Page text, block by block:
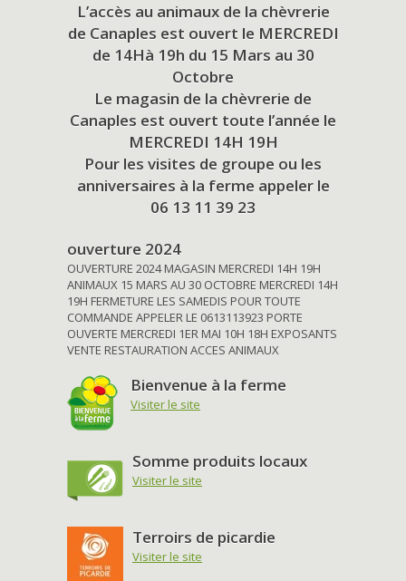
L’accès au animaux de la chèvrerie
de Canaples est ouvert le MERCREDI
de 14Hà 19h du 15 Mars au 30
Octobre
Le magasin de la chèvrerie de
Canaples est ouvert toute l’année le
MERCREDI 14H 19H
Pour les visites de groupe ou les
anniversaires à la ferme appeler le
06 13 11 39 23
ouverture 2024
OUVERTURE 2024 MAGASIN MERCREDI 14H 19H
ANIMAUX 15 MARS AU 30 OCTOBRE MERCREDI 14H
19H FERMETURE LES SAMEDIS POUR TOUTE
COMMANDE APPELER LE 0613113923 PORTE
OUVERTE MERCREDI 1ER MAI 10H 18H EXPOSANTS
VENTE RESTAURATION ACCES ANIMAUX
Bienvenue à la ferme
Visiter le site
Somme produits locaux
Visiter le site
Terroirs de picardie
Visiter le site